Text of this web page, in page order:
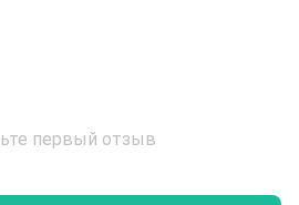
первый отзыв